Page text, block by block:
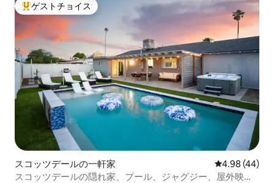
大好評のゲストチョイスです。
ゲストチョイス
スコッツデールの一軒家 レビュー44
4.98 (44)
スコッツデールの隠れ家、プール、ジャグジー、屋外映